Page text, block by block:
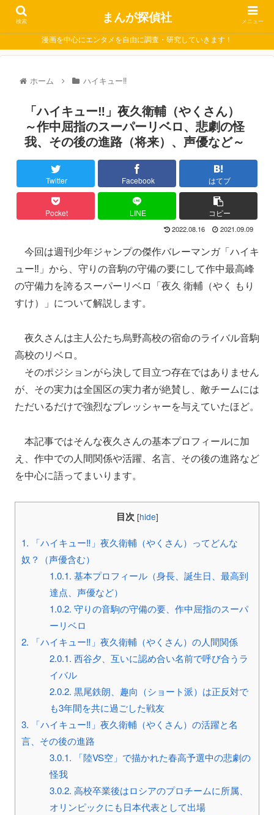
漫画を中心にエンタメを自由に調査・研究していきます！
ホーム ハイキュー‼
「ハイキュー‼」夜久衛輔（やくさん）
～作中屈指のスーパーリベロ、悲劇の怪
我、その後の進路（将来）、声優など～
Twitter Facebook はてブ
Pocket LINE コピー
2022.08.16 2021.09.09
今回は週刊少年ジャンプの傑作バレーマンガ「ハイキ
ュー‼」から、守りの音駒の守備の要にして作中最高峰
の守備力を誇るスーパーリベロ「夜久 衛輔（やく もり
すけ）」について解説します。
夜久さんは主人公たち烏野高校の宿命のライバル音駒
高校のリベロ。
そのポジションがら決して目立つ存在ではありません
が、その実力は全国区の実力者が絶賛し、敵チームには
ただいるだけで強烈なプレッシャーを与えていたほど。
本記事ではそんな夜久さんの基本プロフィールに加
え、作中での人間関係や活躍、名言、その後の進路など
を中心に語ってまいります。
目次 [hide]
1. 「ハイキュー‼」夜久衛輔（やくさん）ってどんな
奴？（声優含む）
1.0.1. 基本プロフィール（身長、誕生日、最高到
達点、声優など）
1.0.2. 守りの音駒の守備の要、作中屈指のスーパ
ーリベロ
2. 「ハイキュー‼」夜久衛輔（やくさん）の人間関係
2.0.1. 西谷夕、互いに認め合い名前で呼び合うラ
イバル
2.0.2. 黒尾鉄朗、趣向（ショート派）は正反対で
も3年間を共に過ごした戦友
3. 「ハイキュー‼」夜久衛輔（やくさん）の活躍と名
言、その後の進路
3.0.1. 「陸VS空」で描かれた春高予選中の悲劇の
怪我
3.0.2. 高校卒業後はロシアのプロチームに所属、
オリンピックにも日本代表として出場
検索 まんが探偵社 メニュー